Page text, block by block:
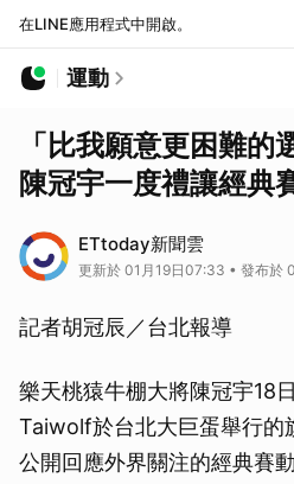
在LINE應用程式中開啟。
運動
「比我願意更困難
陳冠宇一度禮讓經典
ETtoday新聞雲
更新於 01月19日07:33 • 發布於
記者胡冠辰／台北報導
樂天桃猿牛棚大將陳冠宇18
Taiwolf於台北大巨蛋舉行的
公開回應外界關注的經典賽